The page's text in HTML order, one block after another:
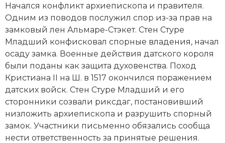
Начался конфликт архиепископа и правителя.
Одним из поводов послужил спор из-за прав на
замковый лен Альмаре-Стэкет. Стен Стуре
Младший конфисковал спорные владения, начал
осаду замка. Военные действия датского короля
были поданы как защита духовенства. Поход
Кристиана II на Ш. в 1517 окончился поражением
датских вой­ск. Стен Стуре Младший и его
сторонники созвали риксдаг, постановивший
низложить архиепископа и разрушить спорный
замок. Участники письменно обязались сообща
нести ответственность за принятые решения.